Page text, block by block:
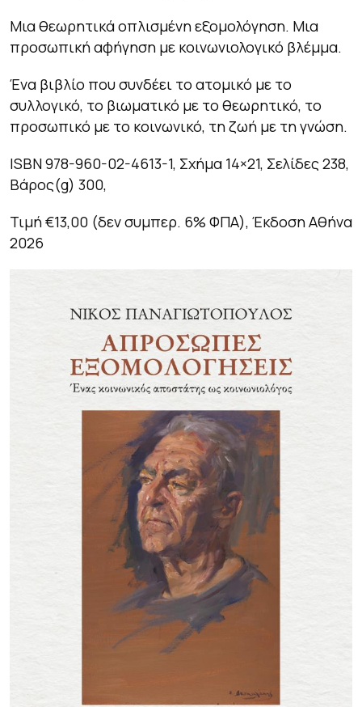
Μια θεωρητικά οπλισμένη εξομολόγηση. Μια
προσωπική αφήγηση με κοινωνιολογικό βλέμμα.
Ένα βιβλίο που συνδέει το ατομικό με το
συλλογικό, το βιωματικό με το θεωρητικό, το
προσωπικό με το κοινωνικό, τη ζωή με τη γνώση.
ISBN 978-960-02-4613-1, Σχήμα 14×21, Σελίδες 238,
Βάρος(g) 300,
Τιμή €13,00 (δεν συμπερ. 6% ΦΠΑ), Έκδοση Αθήνα
2026